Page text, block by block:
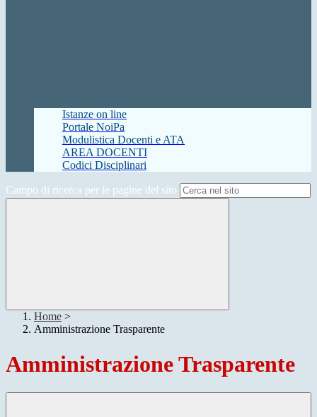
Istanze on line
Portale NoiPa
Modulistica Docenti e ATA
AREA DOCENTI
Codici Disciplinari
Campo di ricerca per le pagine del sito
Home >
Amministrazione Trasparente
Amministrazione Trasparente